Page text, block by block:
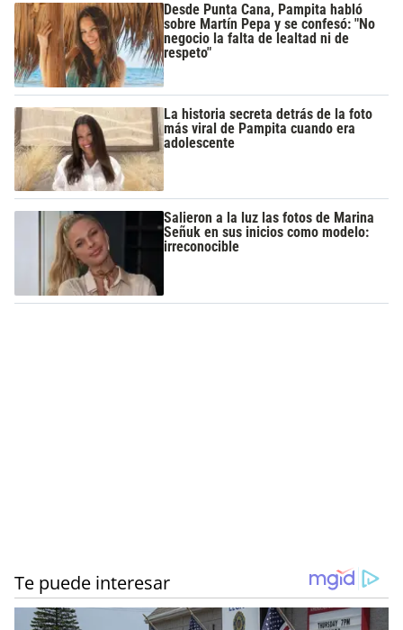
Desde Punta Cana, Pampita habló
sobre Martín Pepa y se confesó: "No
negocio la falta de lealtad ni de
respeto"
La historia secreta detrás de la foto
más viral de Pampita cuando era
adolescente
Salieron a la luz las fotos de Marina
Señuk en sus inicios como modelo:
irreconocible